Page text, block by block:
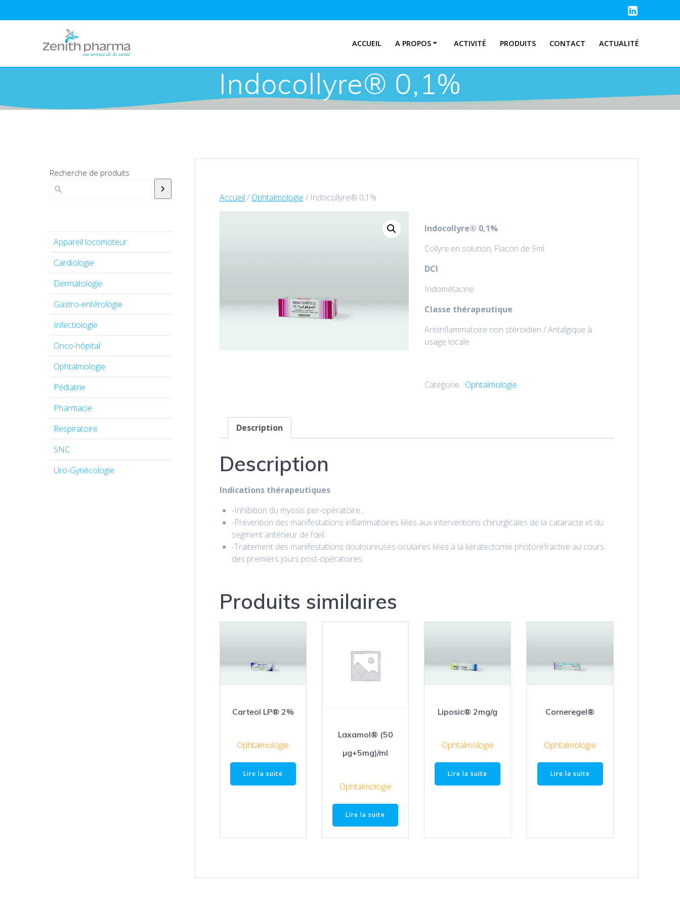
ACCUEIL A PROPOS ACTIVITÉ PRODUITS CONTACT ACTUALITÉ
Indocollyre® 0,1%
Recherche de produits
Appareil locomoteur
Cardiologie
Dermatologie
Gastro-entérologie
Infectiologie
Onco-hôpital
Ophtalmologie
Pédiatrie
Pharmacie
Respiratoire
SNC
Uro-Gynécologie
Accueil / Ophtalmologie / Indocollyre® 0,1%
Indocollyre® 0,1%
Collyre en solution, Flacon de 5ml
DCI
Indométacine
Classe thérapeutique
Antiinflammatoire non stéroïdien / Antalgique à
usage locale
Catégorie : Ophtalmologie
Description
Description
Indications thérapeutiques
-Inhibition du myosis per-opératoire ;
-Prévention des manifestations inflammatoires liées aux interventions chirurgicales de la cataracte et du
segment antérieur de l’œil.
-Traitement des manifestations douloureuses oculaires liées à la kératectomie photoréfractive au cours
des premiers jours post-opératoires
Produits similaires
Carteol LP® 2%
Ophtalmologie
Lire la suite
Laxamol® (50
µg+5mg)/ml
Ophtalmologie
Lire la suite
Liposic® 2mg/g
Ophtalmologie
Lire la suite
Corneregel®
Ophtalmologie
Lire la suite